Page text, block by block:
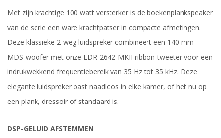
Met zijn krachtige 100 watt versterker is de boekenplankspeaker
van de serie een ware krachtpatser in compacte afmetingen.
Deze klassieke 2-weg luidspreker combineert een 140 mm
MDS-woofer met onze LDR-2642-MKII ribbon-tweeter voor een
indrukwekkend frequentiebereik van 35 Hz tot 35 kHz. Deze
elegante luidspreker past naadloos in elke kamer, of het nu op
een plank, dressoir of standaard is.
DSP-GELUID AFSTEMMEN